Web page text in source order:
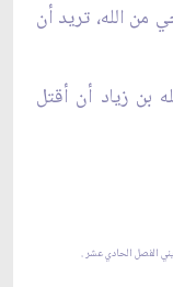
من الله، تريد أن
بن زياد أن أقتل
الفصل الحادي عشر .